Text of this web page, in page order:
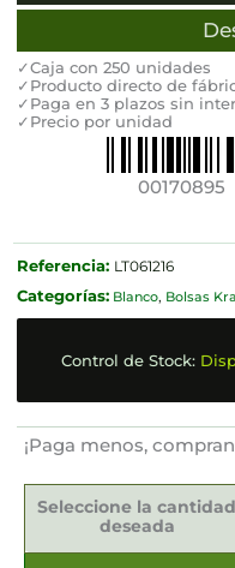
✓Caja con 250 unidades
✓Producto directo de
✓Paga en 3 plazos sin
✓Precio por unidad
00170895
Referencia: LT061216
Categorías: Blanco, Bolsas
Control de Stock:
¡Paga menos,
Seleccione la cantidad
deseada
Kraft
35x14x44cm